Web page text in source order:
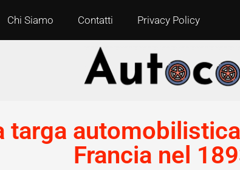
Chi Siamo Contatti Privacy Policy
targa
Francia nel